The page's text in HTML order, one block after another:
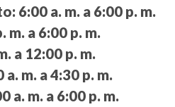
6:00 a. m. a 6:00 p. m.
m. a 6:00 p. m.
a 12:00 p. m.
a. m. a 4:30 p. m.
a. m. a 6:00 p. m.